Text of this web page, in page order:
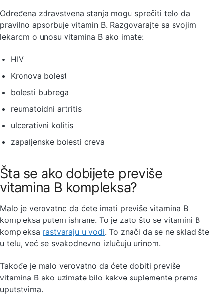
Određena zdravstvena stanja mogu sprečiti telo da
pravilno apsorbuje vitamin B. Razgovarajte sa svojim
lekarom o unosu vitamina B ako imate:
HIV
Kronova bolest
bolesti bubrega
reumatoidni artritis
ulcerativni kolitis
zapaljenske bolesti creva
Šta se ako dobijete previše
vitamina B kompleksa?
Malo je verovatno da ćete imati previše vitamina B
kompleksa putem ishrane. To je zato što se vitamini B
kompleksa rastvaraju u vodi. To znači da se ne skladište
u telu, već se svakodnevno izlučuju urinom.
Takođe je malo verovatno da ćete dobiti previše
vitamina B ako uzimate bilo kakve suplemente prema
uputstvima.